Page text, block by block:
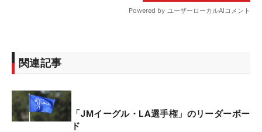
関連記事
「JMイーグル・LA選手権」のリーダーボー
ド